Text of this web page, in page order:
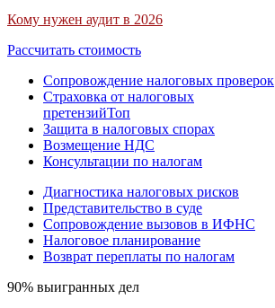
Кому нужен аудит в 2026
Рассчитать стоимость
Сопровождение налоговых проверок
Страховка от налоговых
претензийТоп
Защита в налоговых спорах
Возмещение НДС
Консультации по налогам
Диагностика налоговых рисков
Представительство в суде
Сопровождение вызовов в ИФНС
Налоговое планирование
Возврат переплаты по налогам
90% выигранных дел